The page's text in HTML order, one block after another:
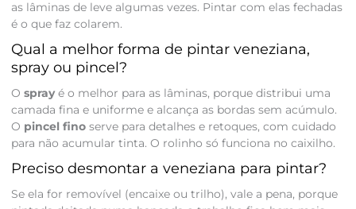
as lâminas de leve algumas vezes. Pintar com elas fechadas
é o que faz colarem.
Qual a melhor forma de pintar veneziana,
spray ou pincel?
O sprayé o melhor para as lâminas, porque distribui uma
camada fina e uniforme e alcança as bordas sem acúmulo.
O pincel finoserve para detalhes e retoques, com cuidado
para não acumular tinta. O rolinho só funciona no caixilho.
Preciso desmontar a veneziana para pintar?
Se ela for removível (encaixe ou trilho), vale a pena, porque